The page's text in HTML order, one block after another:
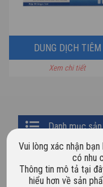
Primary
Sidebar
Danh mục
Chưa phân loại
Dược mỹ phẩm
DUNG DỊCH TIÊM
DEXAMETHASONE
Xem chi tiết
Vui lòng xác nhận
có nhu
Thông tin mô tả tại
hiểu hơn về sản